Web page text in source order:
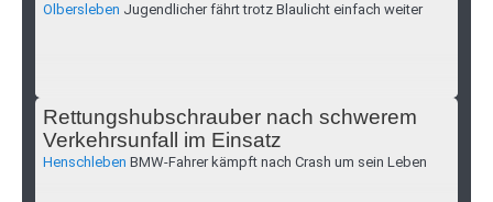
Olbersleben Jugendlicher fährt trotz Blaulicht einfach weiter
Rettungshubschrauber nach schwerem
Verkehrsunfall im Einsatz
Henschleben BMW-Fahrer kämpft nach Crash um sein Leben